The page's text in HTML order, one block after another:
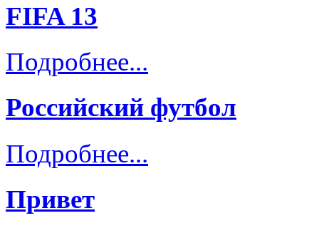
FIFA 13
Подробнее...
Российский футбол
Подробнее...
Привет